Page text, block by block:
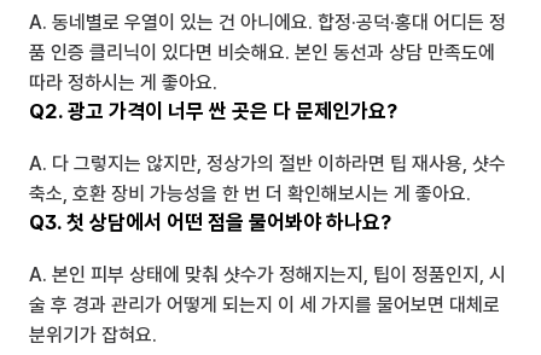
A. 동네별로 우열이 있는 건 아니에요. 합정·공덕·홍대 어디든 정
품 인증 클리닉이 있다면 비슷해요. 본인 동선과 상담 만족도에
따라 정하시는 게 좋아요.
Q2. 광고 가격이 너무 싼 곳은 다 문제인가요?
A. 다 그렇지는 않지만, 정상가의 절반 이하라면 팁 재사용, 샷수
축소, 호환 장비 가능성을 한 번 더 확인해보시는 게 좋아요.
Q3. 첫 상담에서 어떤 점을 물어봐야 하나요?
A. 본인 피부 상태에 맞춰 샷수가 정해지는지, 팁이 정품인지, 시
술 후 경과 관리가 어떻게 되는지 이 세 가지를 물어보면 대체로
분위기가 잡혀요.